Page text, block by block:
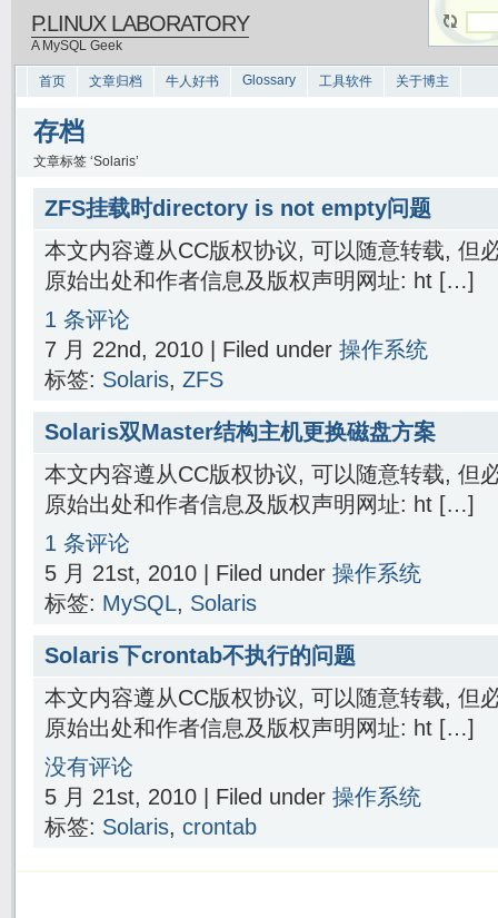
P.LINUX LABORATORY
A MySQL Geek
首页 文章归档 牛人好书 Glossary 工具软件 关于博主
存档
文章标签 ‘Solaris’
ZFS挂载时directory is not empty问题
本文内容遵从CC版权协议, 可以随意转载, 但
原始出处和作者信息及版权声明网址: ht […]
1 条评论
7 月 22nd, 2010 | Filed under 操作系统
标签: Solaris, ZFS
Solaris双Master结构主机更换磁盘方案
本文内容遵从CC版权协议, 可以随意转载, 但
原始出处和作者信息及版权声明网址: ht […]
1 条评论
5 月 21st, 2010 | Filed under 操作系统
标签: MySQL, Solaris
Solaris下crontab不执行的问题
本文内容遵从CC版权协议, 可以随意转载, 但
原始出处和作者信息及版权声明网址: ht […]
没有评论
5 月 21st, 2010 | Filed under 操作系统
标签: Solaris, crontab